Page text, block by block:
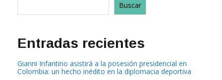
Buscar
Entradas recientes
Gianni Infantino asistirá a la posesión presidencial en
Colombia: un hecho inédito en la diplomacia deportiva